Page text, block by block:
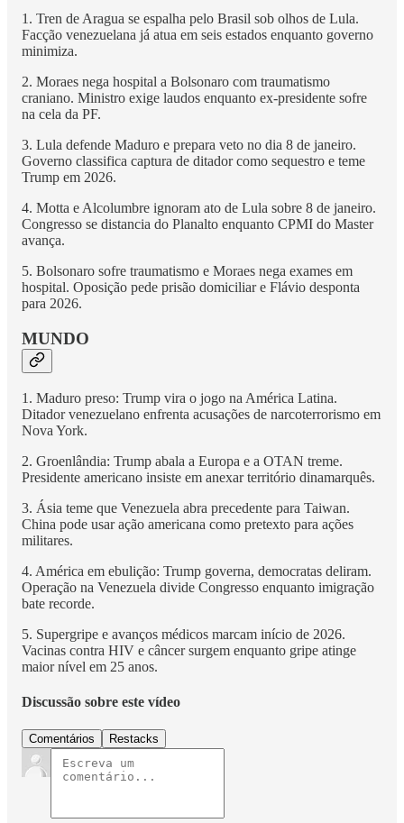
1. Tren de Aragua se espalha pelo Brasil sob olhos de Lula.
Facção venezuelana já atua em seis estados enquanto governo
minimiza.
2. Moraes nega hospital a Bolsonaro com traumatismo
craniano. Ministro exige laudos enquanto ex-presidente sofre
na cela da PF.
3. Lula defende Maduro e prepara veto no dia 8 de janeiro.
Governo classifica captura de ditador como sequestro e teme
Trump em 2026.
4. Motta e Alcolumbre ignoram ato de Lula sobre 8 de janeiro.
Congresso se distancia do Planalto enquanto CPMI do Master
avança.
5. Bolsonaro sofre traumatismo e Moraes nega exames em
hospital. Oposição pede prisão domiciliar e Flávio desponta
para 2026.
MUNDO
1. Maduro preso: Trump vira o jogo na América Latina.
Ditador venezuelano enfrenta acusações de narcoterrorismo em
Nova York.
2. Groenlândia: Trump abala a Europa e a OTAN treme.
Presidente americano insiste em anexar território dinamarquês.
3. Ásia teme que Venezuela abra precedente para Taiwan.
China pode usar ação americana como pretexto para ações
militares.
4. América em ebulição: Trump governa, democratas deliram.
Operação na Venezuela divide Congresso enquanto imigração
bate recorde.
5. Supergripe e avanços médicos marcam início de 2026.
Vacinas contra HIV e câncer surgem enquanto gripe atinge
maior nível em 25 anos.
Discussão sobre este vídeo
Comentários Restacks